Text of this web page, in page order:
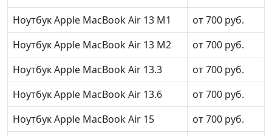
Ноутбук Apple MacBook Air 13 M1
от 700 руб.
Ноутбук Apple MacBook Air 13 M2
от 700 руб.
Ноутбук Apple MacBook Air 13.3
от 700 руб.
Ноутбук Apple MacBook Air 13.6
от 700 руб.
Ноутбук Apple MacBook Air 15
от 700 руб.